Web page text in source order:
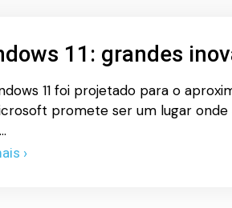
11: grandes
11 foi projetado para o
promete ser um lugar
›